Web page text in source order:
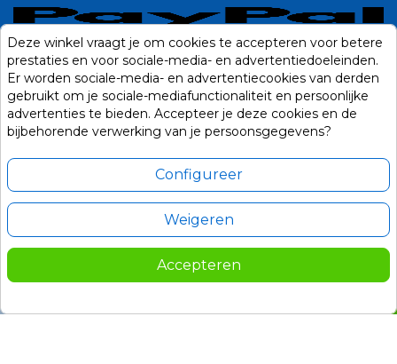
Deze winkel vraagt je om cookies te accepteren voor betere
prestaties en voor sociale-media- en advertentiedoeleinden.
Er worden sociale-media- en advertentiecookies van derden
gebruikt om je sociale-mediafunctionaliteit en persoonlijke
advertenties te bieden. Accepteer je deze cookies en de
bijbehorende verwerking van je persoonsgegevens?
Configureer
Weigeren
Accepteren